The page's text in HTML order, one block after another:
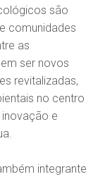
são
comunidades
as
ser novos
revitalizadas,
no centro
e
integrante